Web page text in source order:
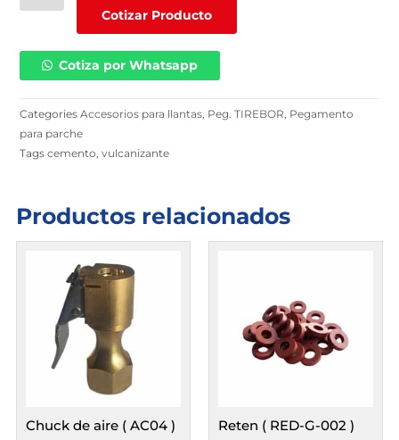
Tirebor
Cotizar Producto
Cotiza por Whatsapp
Categories Accesorios para llantas, Peg. TIREBOR, Pegamento
para parche
Tags cemento,vulcanizante
Productos relacionados
Chuck de aire ( AC04 ) Reten ( RED-G-002 )